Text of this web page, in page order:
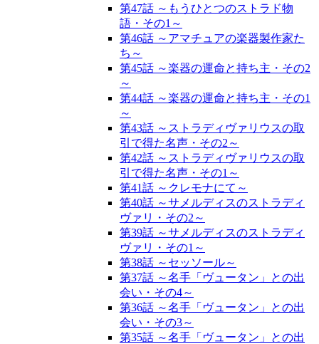
第47話 ～もうひとつのストラド物
語・その1～
第46話 ～アマチュアの楽器製作家た
ち～
第45話 ～楽器の運命と持ち主・その2
～
第44話 ～楽器の運命と持ち主・その1
～
第43話 ～ストラディヴァリウスの取
引で得た名声・その2～
第42話 ～ストラディヴァリウスの取
引で得た名声・その1～
第41話 ～クレモナにて～
第40話 ～サメルディスのストラディ
ヴァリ・その2～
第39話 ～サメルディスのストラディ
ヴァリ・その1～
第38話 ～セッソール～
第37話 ～名手「ヴュータン」との出
会い・その4～
第36話 ～名手「ヴュータン」との出
会い・その3～
第35話 ～名手「ヴュータン」との出